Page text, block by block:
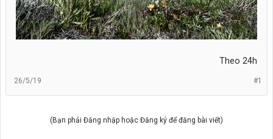
Theo 24h​
#1
26/5/19
(Bạn phải Đăng nhập hoặc Đăng ký để đăng bài viết)